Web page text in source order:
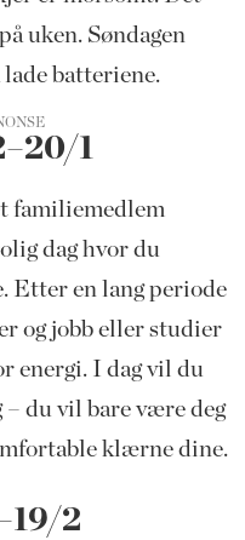
uken. Søndagen
batteriene.
1
familiemedlem
dag hvor du
Etter en lang periode
og jobb eller studier
energi. I dag vil du
du vil bare være deg
klærne dine.
2